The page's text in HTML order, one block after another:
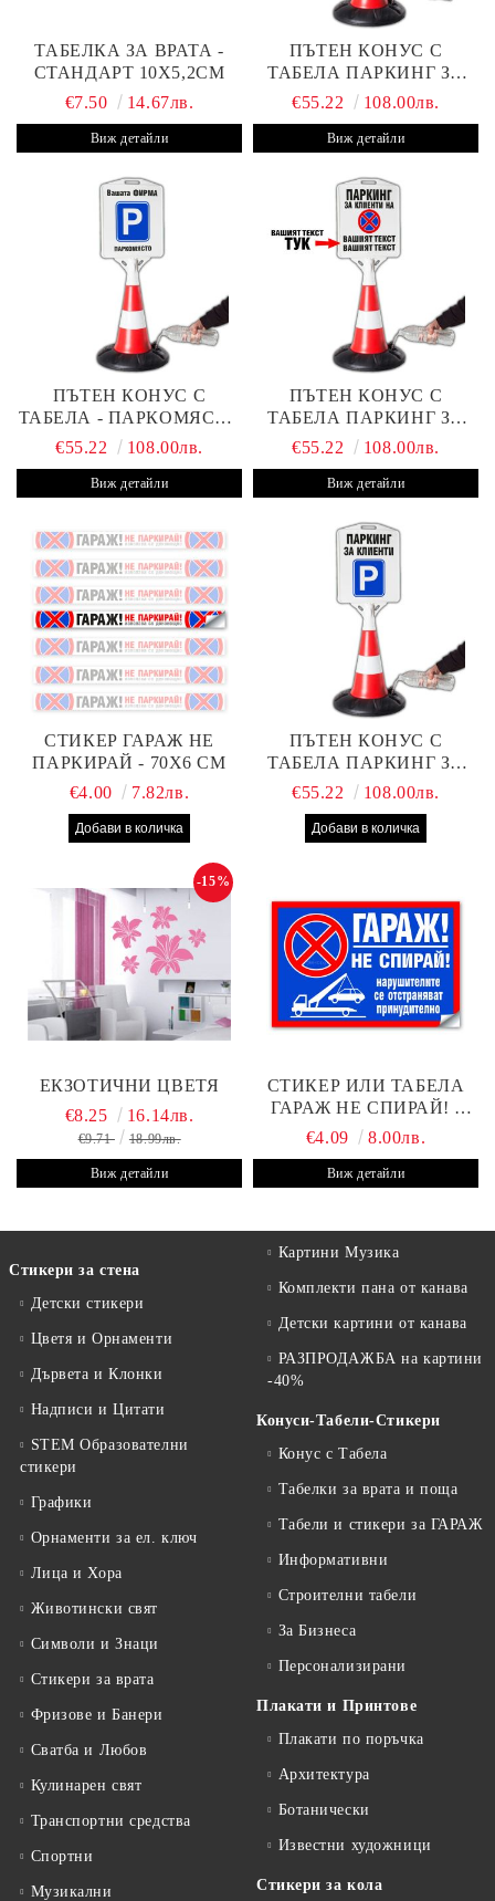
ТАБЕЛКА ЗА ВРАТА -
СТАНДАРТ 10Х5,2СМ
€7.50
14.67лв.
Виж детайли
ПЪТЕН КОНУС С
ТАБЕЛА ПАРКИНГ ЗА
КЛИЕНТИ
€55.22 108.00лв.
Виж детайли
ПЪТЕН КОНУС С
ТАБЕЛА - ПАРКОМЯСТО
(С ВАШАТА ФИРМА)
€55.22 108.00лв.
Виж детайли
ПЪТЕН КОНУС С
ТАБЕЛА ПАРКИНГ ЗА
КЛИЕНТИ С ВАШ ТЕКСТ
€55.22 108.00лв.
Виж детайли
СТИКЕР ГАРАЖ НЕ
ПАРКИРАЙ - 70Х6 СМ
€4.00
7.82лв.
ПЪТЕН КОНУС С
ТАБЕЛА ПАРКИНГ ЗА
КЛИЕНТИ
€55.22 108.00лв.
ЕКЗОТИЧНИ ЦВЕТЯ
-15%
€8.25 16.14лв.
€9.71 18.99лв.
Виж детайли
СТИКЕР ИЛИ ТАБЕЛА
ГАРАЖ НЕ СПИРАЙ! -
30Х19 СМ
€4.09 8.00лв.
Виж детайли
Стикери за стена
Детски стикери
Цветя и Орнаменти
Дървета и Клонки
Надписи и Цитати
STEM Образователни
стикери
Графики
Орнаменти за ел. ключ
Лица и Хора
Животински свят
Символи и Знаци
Стикери за врата
Фризове и Банери
Сватба и Любов
Кулинарен свят
Транспортни средства
Спортни
Музикални
Картини Музика
Комплекти пана от канава
Детски картини от канава
РАЗПРОДАЖБА на картини
-40%
Конуси-Табели-Стикери
Конус с Табела
Табелки за врата и поща
Табели и стикери за ГАРАЖ
Информативни
Строителни табели
За Бизнеса
Персонализирани
Плакати и Принтове
Плакати по поръчка
Архитектура
Ботанически
Известни художници
Стикери за кола